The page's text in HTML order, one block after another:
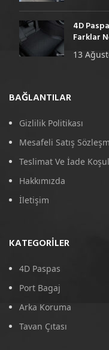
4D
Farklar
13
BAĞLANTILAR
Gizlilik Politikası
Mesafeli Satış
Teslimat Ve İade
Hakkımızda
İletişim
KATEGORILER
4D Paspas
Port Bagaj
Arka Koruma
Tavan Çıtası